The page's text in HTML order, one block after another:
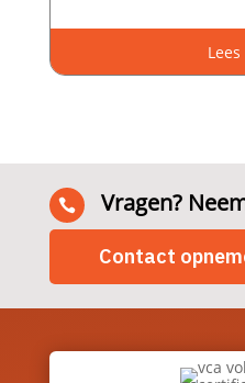
 Vragen?
Contact